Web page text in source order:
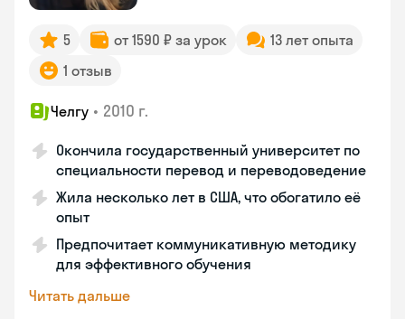
5 от 1590 ₽ за урок
13 лет опыта
1 отзыв
Челгу • 2010 г.
Окончила государственный университет по
специальности перевод и переводоведение
Жила несколько лет в США, что обогатило её
опыт
Предпочитает коммуникативную методику
для эффективного обучения
Читать дальше